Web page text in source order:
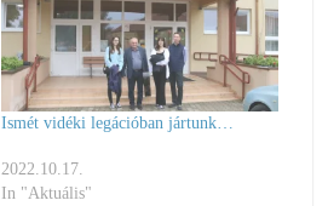
Ismét vidéki legációban jártunk…
2022.10.17.
In "Aktuális"